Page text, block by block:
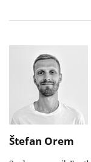
Štefan Orem